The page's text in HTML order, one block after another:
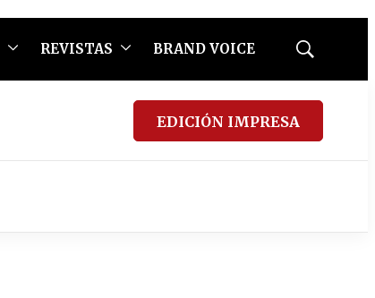
REVISTAS BRAND VOICE
Mostrar
EDICIÓN IMPRESA